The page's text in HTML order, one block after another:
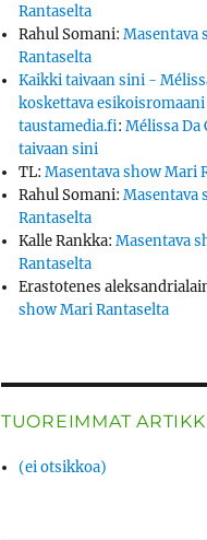
Rantaselta
Rahul Somani:Masentava
Rantaselta
Kaikki taivaan sini -
koskettava
taustamedia.fi:Mélissa Da
taivaan sini
TL:Masentava show Mari
Rahul Somani:Masentava
Rantaselta
Kalle Rankka:Masentava
Rantaselta
Erastotenes
show Mari Rantaselta
TUOREIMMAT
(ei otsikkoa)